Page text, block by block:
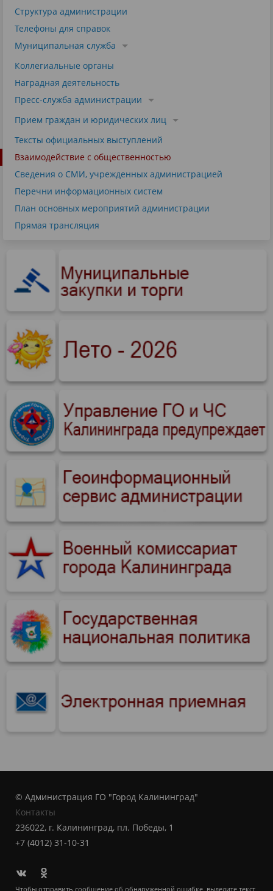
Структура администрации
Телефоны для справок
Муниципальная служба
Коллегиальные органы
Наградная деятельность
Пресс-служба администрации
Прием граждан и юридических лиц
Тексты официальных выступлений
Взаимодействие с общественностью
Сведения о СМИ, учрежденных администрацией
Перечни информационных систем
План основных мероприятий администрации
Прямая трансляция
© Администрация ГО "Город Калининград"
Контакты
236022, г. Калининград, пл. Победы, 1
+7 (4012) 31-10-31
Чтобы отправить сообщение об обнаруженной ошибке, выделите текст